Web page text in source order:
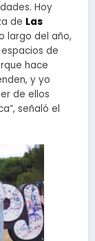
Hoy
de Las
largo del año,
de
hace
y yo
de ellos
señaló el